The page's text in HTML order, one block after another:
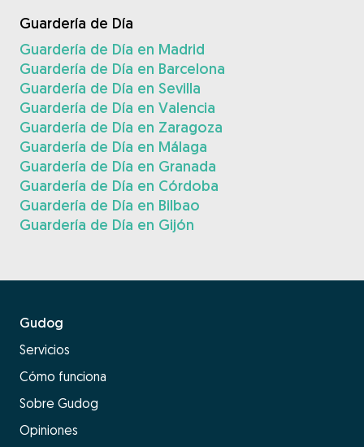
Guardería de Día
Guardería de Día en Madrid
Guardería de Día en Barcelona
Guardería de Día en Sevilla
Guardería de Día en Valencia
Guardería de Día en Zaragoza
Guardería de Día en Málaga
Guardería de Día en Granada
Guardería de Día en Córdoba
Guardería de Día en Bilbao
Guardería de Día en Gijón
Gudog
Servicios
Cómo funciona
Sobre Gudog
Opiniones